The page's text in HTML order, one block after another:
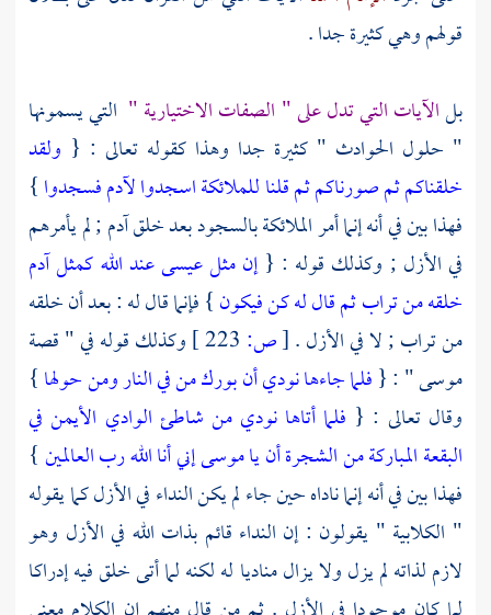
قولهم وهي كثيرة جدا .
بلالآيات التي تدل على " الصفات الاختيارية " التي يسمونها
" حلول الحوادث " كثيرة جدا وهذا كقوله تعالى : { ولقد
خلقناكم ثم صورناكم ثم قلنا للملائكة اسجدوا لآدم فسجدوا}
فهذا بين في أنه إنما أمر الملائكة بالسجود بعد خلقآدم; لم يأمرهم
في الأزل ; وكذلك قوله : {إن مثل عيسى عند الله كمثل آدم
خلقه من تراب ثم قال له كن فيكون} فإنما قال له : بعد أن خلقه
من تراب ; لا في الأزل .[ص:
وكذلك قوله في " قصة
موسى" : {فلما جاءها نودي أن بورك من في النار ومن حولها}
وقال تعالى : { فلما أتاها نودي من شاطئ الوادي الأيمن في
البقعة المباركة من الشجرة أن يا موسى إني أنا الله رب العالمين}
فهذا بين في أنه إنما ناداه حين جاء لم يكن النداء في الأزل كما يقوله
" الكلابية " يقولون : إن النداء قائم بذات الله في الأزل وهو
لازم لذاته لم يزل ولا يزال مناديا له لكنه لما أتى خلق فيه إدراكا